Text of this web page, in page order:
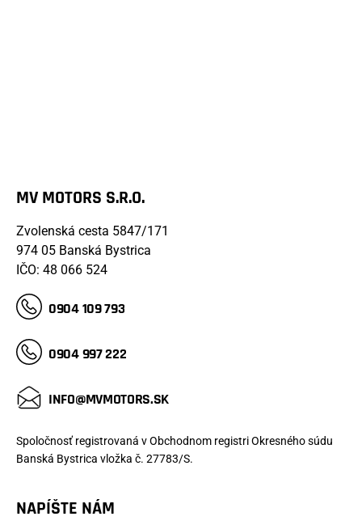
MV MOTORS S.R.O.
Zvolenská cesta 5847/171
974 05 Banská Bystrica
IČO: 48 066 524
0904 109 793
0904 997 222
INFO@MVMOTORS.SK
Spoločnosť registrovaná v Obchodnom registri Okresného súdu
Banská Bystrica vložka č. 27783/S.
NAPÍŠTE NÁM